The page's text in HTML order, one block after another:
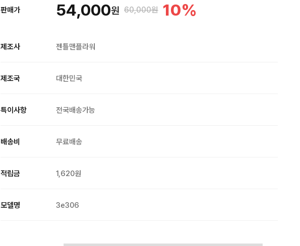
판매가 54,000원 60,000원 10%
제조사 젠틀맨플라워
제조국 대한민국
특이사항 전국배송가능
배송비 무료배송
적립금 1,620원
모델명 3e306